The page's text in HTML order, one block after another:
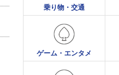
乗り物・交通
ゲーム・エンタメ